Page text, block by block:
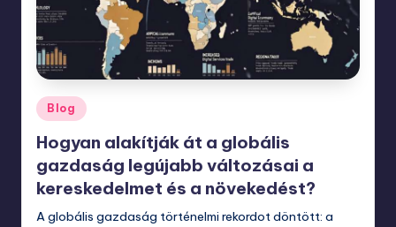
Posted
in
Blog
Hogyan alakítják át a globális
gazdaság legújabb változásai a
kereskedelmet és a növekedést?
A globális gazdaság történelmi rekordot döntött: a